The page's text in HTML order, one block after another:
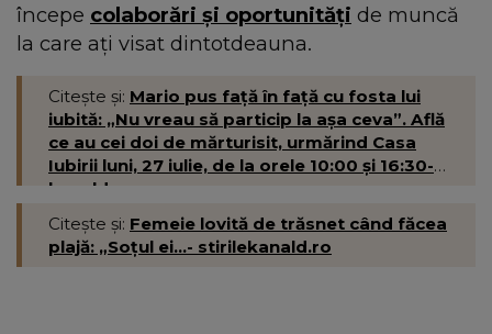
începe colaborări și oportunități de muncă
la care ați visat dintotdeauna.
Citește și: Mario pus față în față cu fosta lui
iubită: „Nu vreau să particip la așa ceva”. Află
ce au cei doi de mărturisit, urmărind Casa
Iubirii luni, 27 iulie, de la orele 10:00 și 16:30-
kanald.ro
Citește și: Femeie lovită de trăsnet când făcea
plajă: „Soțul ei...- stirilekanald.ro